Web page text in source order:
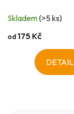
Skladem(>5 ks)
od175 Kč
DETAIL